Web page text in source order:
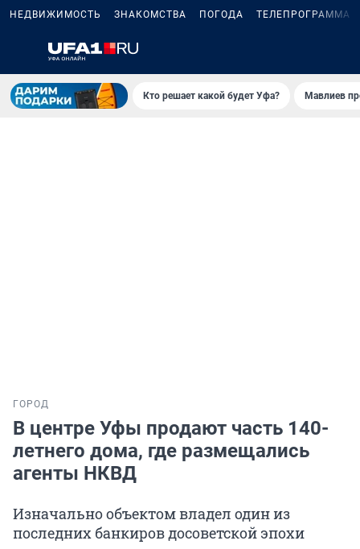
НЕДВИЖИМОСТЬ ЗНАКОМСТВА ПОГОДА ТЕЛЕПРОГРАММА
Кто решает какой будет Уфа? Мавлиев
ГОРОД
В центре Уфы продают часть 140-
летнего дома, где размещались
агенты НКВД
Изначально объектом владел один из
последних банкиров досоветской эпохи